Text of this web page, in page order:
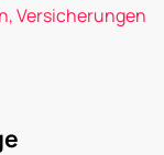
Versicherungen